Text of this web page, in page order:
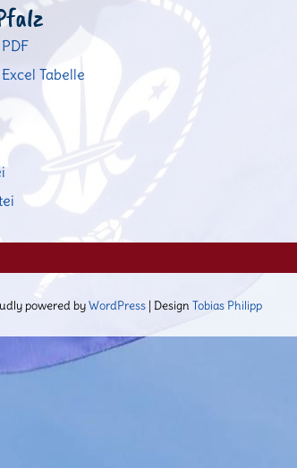
Tabelle
powered byWordPress| Design Tobias Philipp